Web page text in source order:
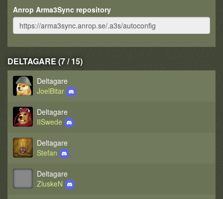
Anrop Arma3Sync repository
DELTAGARE (7 / 15)
Deltagare
JoelBitar
Deltagare
IISwede
Deltagare
Stefan
Deltagare
ZluskeN